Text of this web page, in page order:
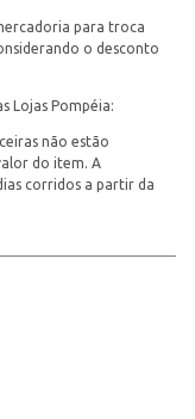
para troca
o desconto
Lojas Pompéia:
não estão
do item. A
corridos a partir da